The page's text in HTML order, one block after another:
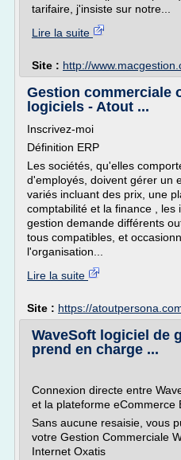
tarifaire, j'insiste sur notre...
Lire la suite
Site : http://
Gestion commerciale
logiciels - Atout ...
Inscrivez-moi
Définition ERP
Les sociétés, qu'elles
d'employés, doivent gérer un
variés incluant des prix, une
comptabilité et la finance , les
gestion demande différents
tous compatibles, et
l'organisation...
Lire la suite
Site : https://
WaveSoft logiciel de
prend en charge ...
Connexion directe entre
et la plateforme eCommerce
Sans aucune resaisie, vous
votre Gestion Commerciale
Internet Oxatis